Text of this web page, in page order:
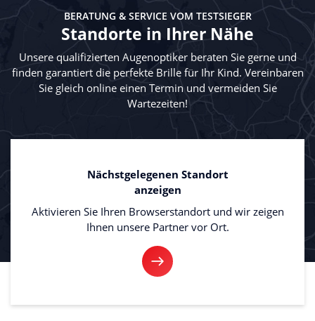
BERATUNG & SERVICE VOM TESTSIEGER
Standorte in Ihrer Nähe
Unsere qualifizierten Augenoptiker beraten Sie gerne und
finden garantiert die perfekte Brille für Ihr Kind. Vereinbaren
Sie gleich online einen Termin und vermeiden Sie
Wartezeiten!
Nächstgelegenen Standort
anzeigen
Aktivieren Sie Ihren Browserstandort und wir zeigen
Ihnen unsere Partner vor Ort.